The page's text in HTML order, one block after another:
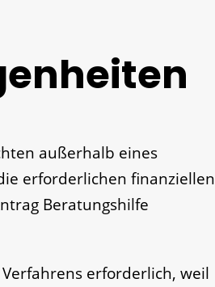
außerhalb eines
erforderlichen finanziellen
Beratungshilfe
erforderlich, weil